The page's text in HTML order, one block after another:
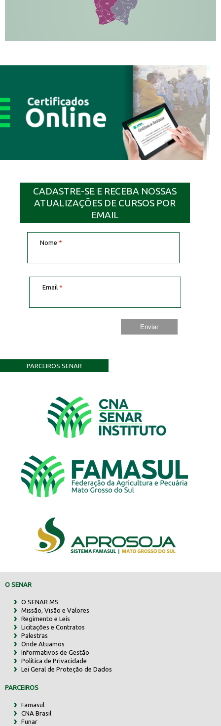
IQ
EL
AB
JP
CS
PR
TA
SQ
IG
MN
CADASTRE-SE E RECEBA NOSSAS
ATUALIZAÇÕES DE CURSOS POR
EMAIL
Nome *
Email *
PARCEIROS SENAR
O SENAR
O SENAR MS
Missão, Visão e Valores
Regimento e Leis
Licitações e Contratos
Palestras
Onde Atuamos
Informativos de Gestão
Política de Privacidade
Lei Geral de Proteção de Dados
PARCEIROS
Famasul
CNA Brasil
Funar